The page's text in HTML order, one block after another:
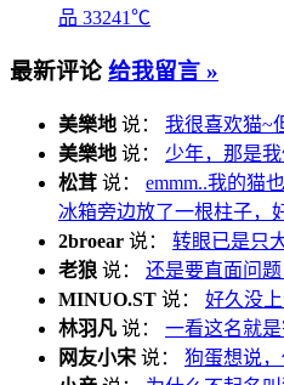
品 33241℃
最新评论 给我留言 »
美樂地 说： 我很喜欢猫~
美樂地 说： 少年，那是我
松茸 说： emmm..我的猫
冰箱旁边放了一根柱子，
2broear 说： 转眼已是只
老狼 说： 还是要直面问
MINUO.ST 说： 好久没上
林羽凡 说： 一看这名就
网友小宋 说： 狗蛋想说，